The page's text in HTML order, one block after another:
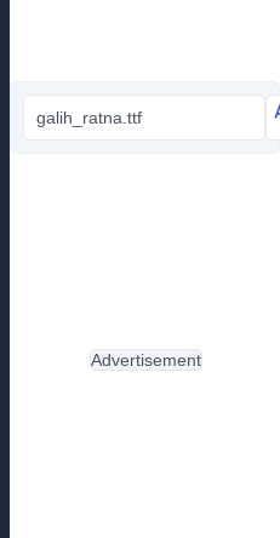
galih_ratna.ttf
Advertisement